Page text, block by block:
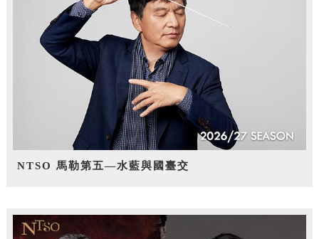
NTSO 馬勒第五—水藍與國臺交